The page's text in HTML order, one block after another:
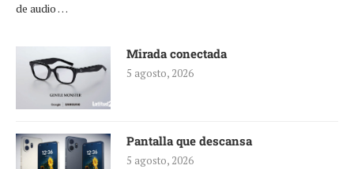
de audio …
Mirada conectada
5 agosto, 2026
Pantalla que descansa
5 agosto, 2026